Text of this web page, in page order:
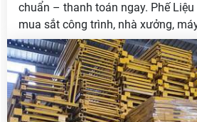
chuẩn – thanh toán ngay. Phế
mua sắt công trình, nhà xưởng,
Hotline 0985 050 716.